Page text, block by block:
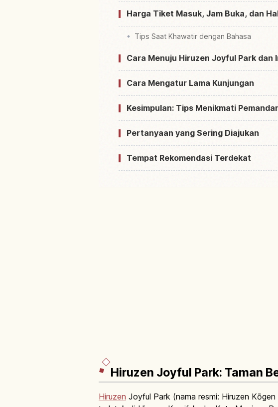
Harga Tiket Masuk, Jam Buka, dan
Tips Saat Khawatir dengan Bahasa
Cara Menuju Hiruzen Joyful Park dan
Cara Mengatur Lama Kunjungan
Kesimpulan: Tips Menikmati
Pertanyaan yang Sering Diajukan
Tempat Rekomendasi Terdekat
Hiruzen Joyful Park: Taman
Hiruzen Joyful Park (nama resmi: Hiruzen